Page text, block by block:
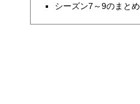
シーズン7～9のまとめ